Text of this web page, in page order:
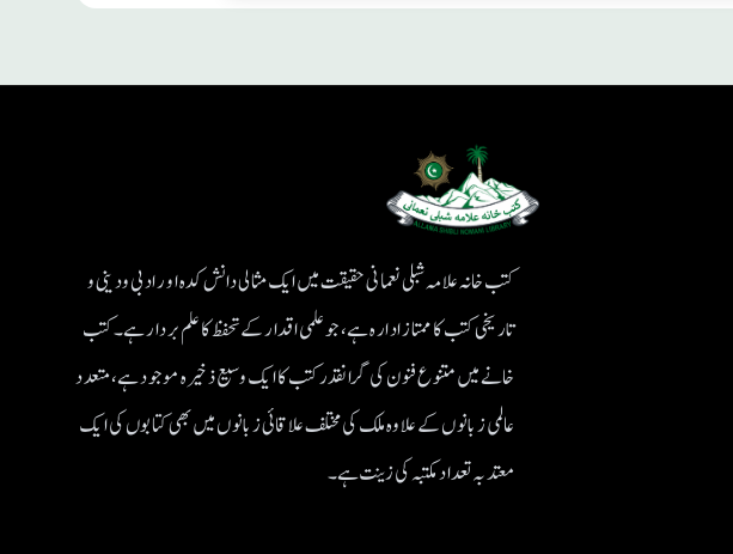
کتب خانہ علامہ شبلی نعمانی حقیقت میں ایک مثالی دانش کدہ اور ادبی ودینی و
تاریخی کتب کا ممتاز ادارہ ہے، جو علمی اقدار کے تحفظ کا علم بردار ہے۔کتب
خانے میں متنوع فنون کی گرانقدر کتب کا ایک وسیع ذخیرہ موجود ہے، متعدد
عالمی زبانوں کے علاوہ ملک کی مختلف علاقائی زبانوں میں بھی کتابوں کی ایک
معتد بہ تعداد مکتبہ کی زینت ہے۔